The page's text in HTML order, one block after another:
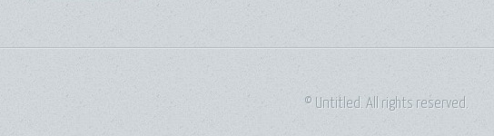
© Untitled. All rights reserved.